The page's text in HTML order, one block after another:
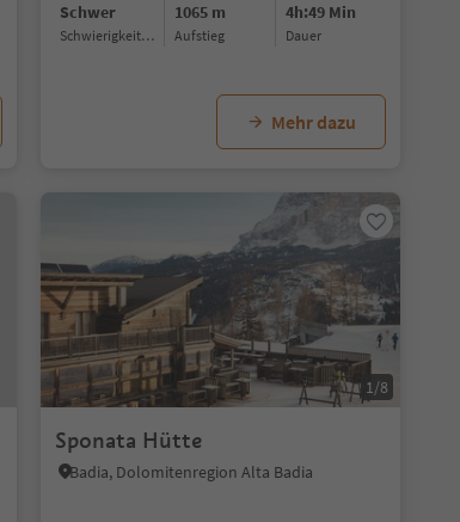
Schwer
Schwierigkeitsgrad
1065 m
Aufstieg
4h:49 Min
Dauer
Mehr dazu
1/8
Sponata Hütte
Badia, Dolomitenregion Alta Badia